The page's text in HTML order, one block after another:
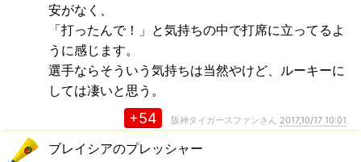
安がなく、
「打ったんで！」と気持ちの中で打席に立ってるよ
うに感じます。
選手ならそういう気持ちは当然やけど、ルーキーに
しては凄いと思う。
+54 阪神タイガースファンさん 2017,10/17 10:01
ブレイシアのプレッシャー